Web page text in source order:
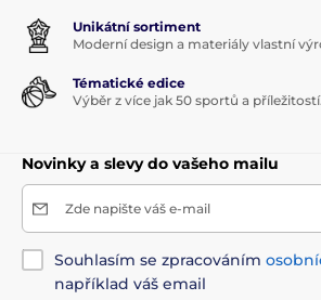
Unikátní sortiment
Moderní design a materiály vlastní
Tématické edice
Výběr z více jak 50 sportů a příležitostí.
Novinky a slevy do vašeho mailu
Zde napište váš e-mail
Souhlasím se zpracováním
například váš email